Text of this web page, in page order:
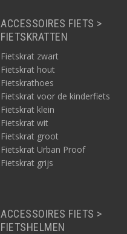
ACCESSOIRES FIETS >
FIETSKRATTEN
Fietskrat zwart
Fietskrat hout
Fietskrathoes
Fietskrat voor de kinderfiets
Fietskrat klein
Fietskrat wit
Fietskrat groot
Fietskrat Urban Proof
Fietskrat grijs
ACCESSOIRES FIETS >
FIETSHELMEN